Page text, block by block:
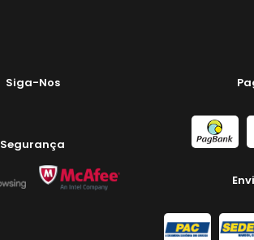
Siga-Nos
Segurança